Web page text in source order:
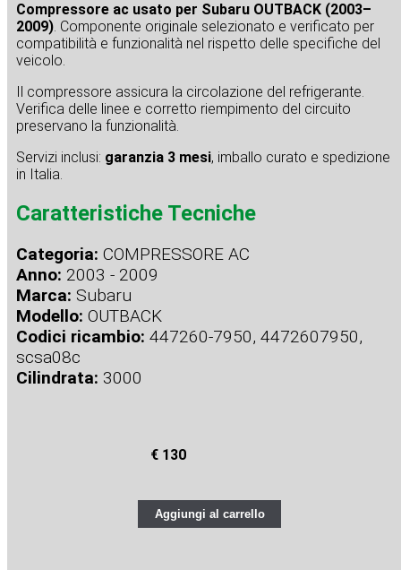
Compressore ac usato per Subaru OUTBACK (2003–
2009). Componente originale selezionato e verificato per
compatibilità e funzionalità nel rispetto delle specifiche del
veicolo.
Il compressore assicura la circolazione del refrigerante.
Verifica delle linee e corretto riempimento del circuito
preservano la funzionalità.
Servizi inclusi: garanzia 3 mesi, imballo curato e spedizione
in Italia.
Caratteristiche Tecniche
Categoria: COMPRESSORE AC
Anno: 2003 - 2009
Marca: Subaru
Modello: OUTBACK
Codici ricambio: 447260-7950, 4472607950,
scsa08c
Cilindrata: 3000
€ 130
Aggiungi al carrello